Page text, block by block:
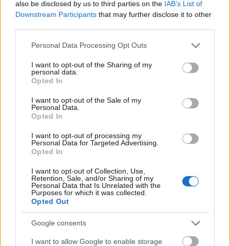
also be disclosed by us to third parties on the IAB’s List of
Downstream Participants that may further disclose it to other
Please note that this website/app uses one or more Google
not limited to your visit or usage behaviour. You may click to
grant or deny consent to Google and its third-party tags to
use your data for below specified purposes in below Google
consent section.
Personal Data Processing Opt Outs
I want to opt-out of the Sharing of my
personal data.
Opted In
I want to opt-out of the Sale of my
Personal Data.
Opted In
I want to opt-out of processing my
Personal Data for Targeted Advertising.
Opted In
I want to opt-out of Collection, Use,
Retention, Sale, and/or Sharing of my
Personal Data that Is Unrelated with the
Purposes for which it was collected.
Opted Out
Google consents
I want to allow Google to enable storage
műemlékfelújítás
Történelmi táj, amelynek minden köve mesél –
megújul a tatai Angolkert
A projekt részeként megújulnak a területen található
műemlékek, köztük a különleges Műromok, valamint a közeli
Várkanyarban álló Nepomuki Szent János híd és szobor is.
M1 bővítés: már zajlik a teljesen új
Bicske Kelet csomópont építése
Új gyalogosátkelők és jelzőlámpás
csomópont épül Angyalföldön